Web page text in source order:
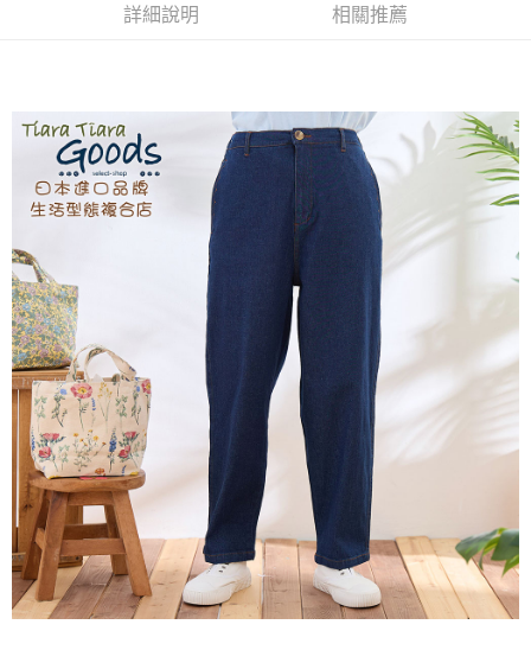
【關於「AFTEE先享後付」】
３．安心：先確認商品／服務後，再付款。
【「AFTEE先享後付」結帳流程】
１．於結帳方式選擇「AFTEE先享後付」後，將跳轉至「AFTEE先享後付」
結帳頁面，進行簡訊認證並確認金額後，即可完成結帳。
２．訂單成立數日內，您將收到繳費通知簡訊。
３．收到繳費通知簡訊後14天內，點擊此簡訊中的連結，可透過四大超商／
ATM／網路銀行／等多元方式進行付款，方視為交易完成。
※ 請注意：結帳手續完成當下不需立刻繳費，但若您需要取消訂單，請聯絡
購買商品的店家。未經商家同意取消之訂單仍視為有效，需透過AFTEE先享
後付繳納相關費用。
※ 交易是否成功請以「AFTEE先享後付 」之結帳頁面顯示為準，若有關於
是否繳費成功／繳費後需取消欲退款等相關疑問，請聯繫「AFTEE先享後付
客戶支援中心」 https://netprotections.freshdesk.com/support/home
【注意事項】
１．透過由恩沛科技股份有限公司提供之「AFTEE先享後付」服務完成之交
易，需依本服務之必要範圍內提供個人資料，並將交易相關給付款項請求債
權轉讓予恩沛科技股份有限公司。
２．關於個人資料處理事宜，請瀏覽以下網址：
https://aftee.tw/terms/#terms3
３．未成年的使用者請事先徵得法定代理人或監護人之同意方可使用
「AFTEE先享後付」，若未經同意申辦者引起之損失，本公司不負相關責
任。
全家取貨付款
每筆NT$60，滿NT$1,800(含以上)免運費
付款後全家取貨
每筆NT$60，滿NT$1,800(含以上)免運費
7-11取貨付款
每筆NT$60，滿NT$2,000(含以上)免運費
付款後7-11取貨
每筆NT$60，滿NT$2,000(含以上)免運費
黑貓宅急便(包裹尺寸60cm以下)
每筆NT$100，滿NT$2,000(含以上)免運費
黑貓宅急便(包裹尺寸90cm以下)
每筆NT$140，滿NT$2,000(含以上)免運費
詳細說明 相關推薦